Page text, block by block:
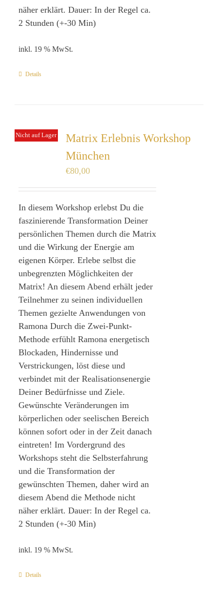
näher erklärt. Dauer: In der Regel ca.
2 Stunden (+-30 Min)
inkl. 19 % MwSt.
Details
Nicht auf Lager
Matrix Erlebnis Workshop
München
€80,00
In diesem Workshop erlebst Du die
faszinierende Transformation Deiner
persönlichen Themen durch die Matrix
und die Wirkung der Energie am
eigenen Körper. Erlebe selbst die
unbegrenzten Möglichkeiten der
Matrix! An diesem Abend erhält jeder
Teilnehmer zu seinen individuellen
Themen gezielte Anwendungen von
Ramona Durch die Zwei-Punkt-
Methode erfühlt Ramona energetisch
Blockaden, Hindernisse und
Verstrickungen, löst diese und
verbindet mit der Realisationsenergie
Deiner Bedürfnisse und Ziele.
Gewünschte Veränderungen im
körperlichen oder seelischen Bereich
können sofort oder in der Zeit danach
eintreten! Im Vordergrund des
Workshops steht die Selbsterfahrung
und die Transformation der
gewünschten Themen, daher wird an
diesem Abend die Methode nicht
näher erklärt. Dauer: In der Regel ca.
2 Stunden (+-30 Min)
inkl. 19 % MwSt.
Details